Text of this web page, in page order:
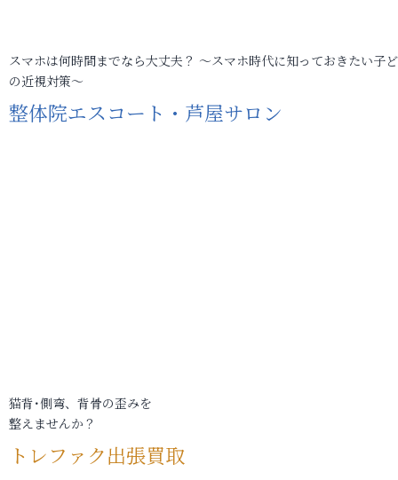
スマホは何時間までなら大丈夫？ ～スマホ時代に知っておきたい子
の近視対策～
整体院エスコート・芦屋サロン
猫背･側弯、背骨の歪みを
整えませんか？
トレファク出張買取